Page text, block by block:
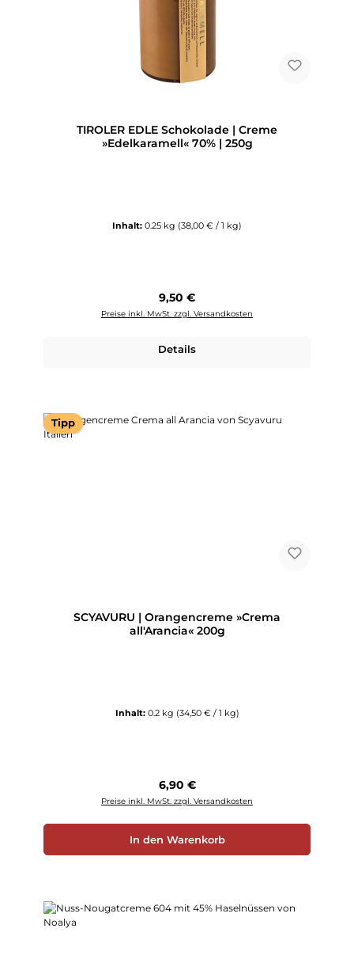
TIROLER EDLE Schokolade | Creme
»Edelkaramell« 70% | 250g
Inhalt: 0.25 kg (38,00 € / 1 kg)
Regulärer Preis:
9,50 €
Preise inkl. MwSt. zzgl. Versandkosten
Details
Tipp
SCYAVURU | Orangencreme »Crema
all'Arancia« 200g
Inhalt: 0.2 kg (34,50 € / 1 kg)
Regulärer Preis:
6,90 €
Preise inkl. MwSt. zzgl. Versandkosten
In den Warenkorb